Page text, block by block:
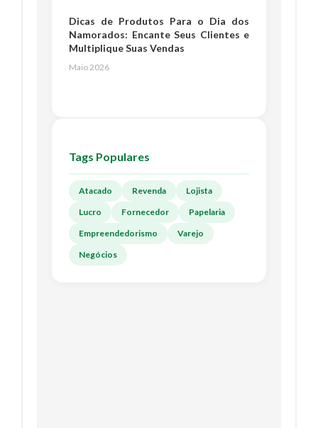
Dicas de Produtos Para o Dia dos
Namorados: Encante Seus Clientes e
Multiplique Suas Vendas
Maio 2026
Tags Populares
Atacado Revenda
Lojista
Lucro
Fornecedor
Papelaria
Empreendedorismo
Varejo
Negócios